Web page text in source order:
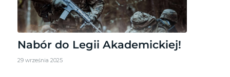
Nabór do Legii Akademickiej!
29 września 2025